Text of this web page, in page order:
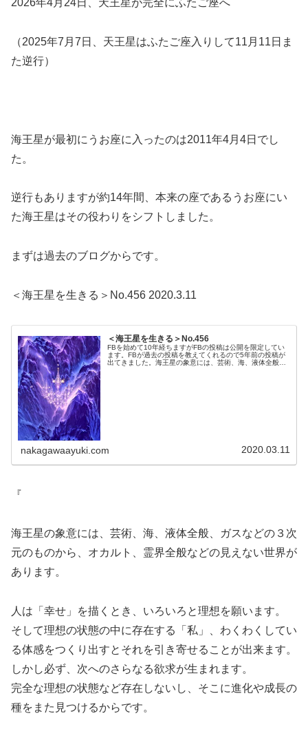
2026年4月24日、天王星が完全にふたご座へ
（2025年7月7日、天王星はふたご座入りして11月11日ま
た逆行）
海王星が最初にうお座に入ったのは2011年4月4日でし
た。
逆行もありますが約14年間、本来の座であるうお座にい
た海王星はその役わりをシフトしました。
まずは過去のブログからです。
＜海王星を生きる＞No.456 2020.3.11
＜海王星を生きる＞No.456
FBを始めて10年経ちますがFBの投稿は公開を限定してい
ます。FBが過去の投稿を教えてくれるので5年前の投稿が
出てきました。海王星の象意には、芸術、海、液体全般、
nakagawaayuki.com 2020.03.11
『
海王星の象意には、芸術、海、液体全般、ガスなどの３次
元のものから、オカルト、霊界全般などの見えない世界が
あります。
人は「幸せ」を描くとき、いろいろと理想を願います。
そして理想の状態の中に存在する「私」、わくわくしてい
る体感をつくり出すとそれを引き寄せることが出来ます。
しかし必ず、次へのさらなる欲求が生まれます。
完全な理想の状態など存在しないし、そこに進化や成長の
種をまた見つけるからです。